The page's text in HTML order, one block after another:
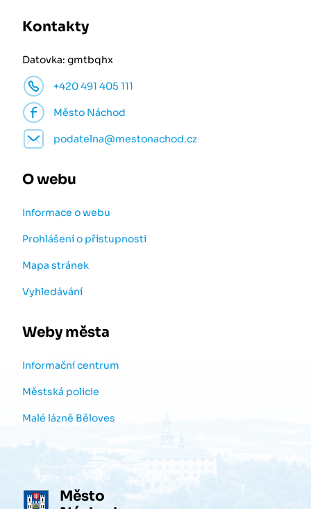
Kontakty
Datovka: gmtbqhx
+420 491 405 111
Město Náchod
podatelna@mestonachod.cz
O webu
Informace o webu
Prohlášení o přístupnosti
Mapa stránek
Vyhledávání
Weby města
Informační centrum
Městská policie
Malé lázně Běloves
Město